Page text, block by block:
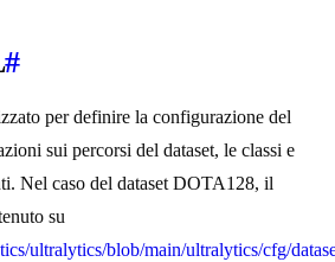
#
per definire la configurazione del
sui percorsi del dataset, le classi e
Nel caso del dataset DOTA128, il
su
ultralytics/blob/main/ultralytics/cfg/